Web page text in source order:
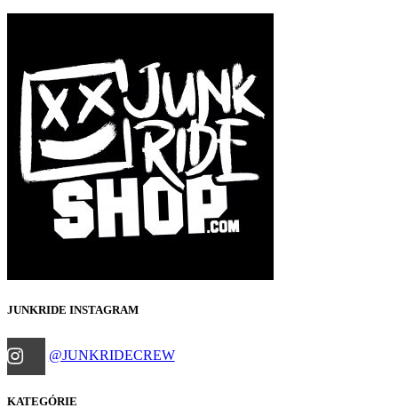
JUNKRIDE INSTAGRAM
@JUNKRIDECREW
KATEGÓRIE